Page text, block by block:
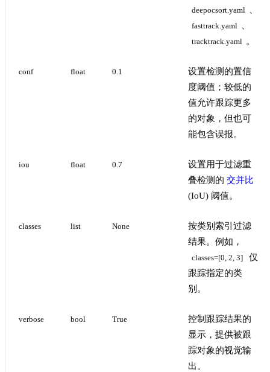
deepocsort.yaml
fasttrack.yaml
tracktrack.yaml 。
conf float 0.1
设置检测的置信
度阈值；较低的
值允许跟踪更多
的对象，但也可
能包含误报。
iou float 0.7
设置用于过滤重
叠检测的 交并比
(IoU) 阈值。
classes list None
按类别索引过滤
结果。例如，
classes=[0, 2, 3]
仅
跟踪指定的类
别。
verbose bool True
控制跟踪结果的
显示，提供被跟
踪对象的视觉输
出。